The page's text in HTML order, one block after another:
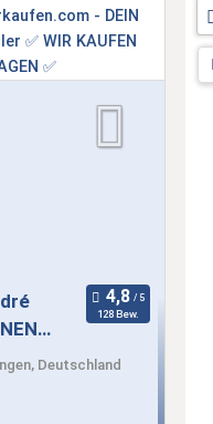
128 Bew.
Deutschland